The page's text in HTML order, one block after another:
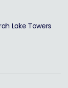
Lake Towers